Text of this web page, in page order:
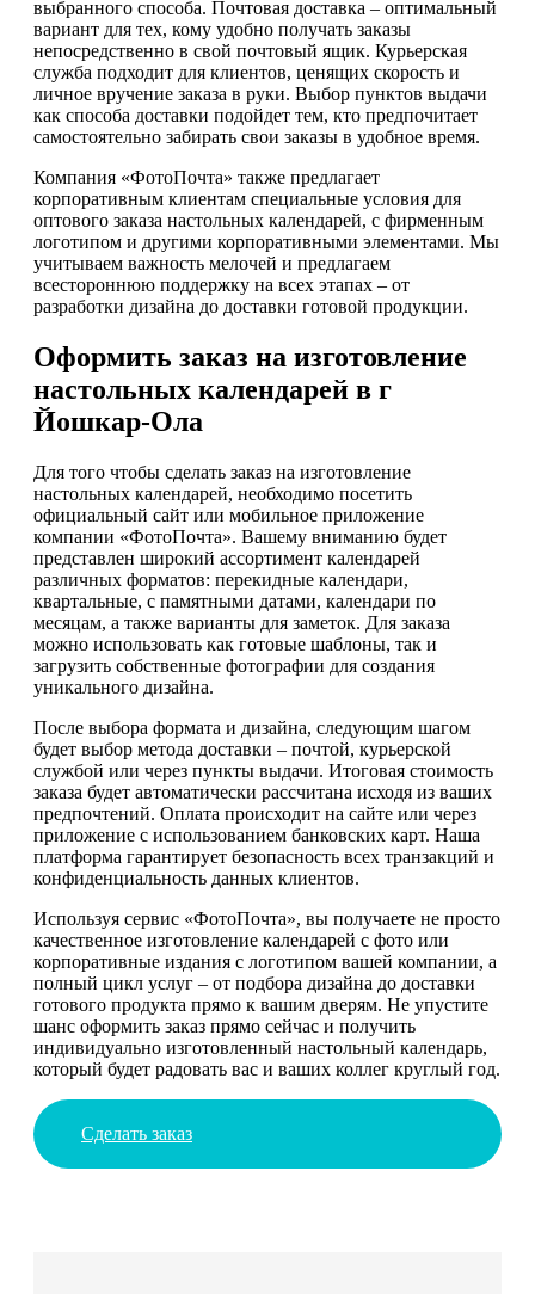
выбранного способа. Почтовая доставка – оптимальный
вариант для тех, кому удобно получать заказы
непосредственно в свой почтовый ящик. Курьерская
служба подходит для клиентов, ценящих скорость и
личное вручение заказа в руки. Выбор пунктов выдачи
как способа доставки подойдет тем, кто предпочитает
самостоятельно забирать свои заказы в удобное время.
Компания «ФотоПочта» также предлагает
корпоративным клиентам специальные условия для
оптового заказа настольных календарей, с фирменным
логотипом и другими корпоративными элементами. Мы
учитываем важность мелочей и предлагаем
всестороннюю поддержку на всех этапах – от
разработки дизайна до доставки готовой продукции.
Оформить заказ на изготовление
настольных календарей в г
Йошкар-Ола
Для того чтобы сделать заказ на изготовление
настольных календарей, необходимо посетить
официальный сайт или мобильное приложение
компании «ФотоПочта». Вашему вниманию будет
представлен широкий ассортимент календарей
различных форматов: перекидные календари,
квартальные, с памятными датами, календари по
месяцам, а также варианты для заметок. Для заказа
можно использовать как готовые шаблоны, так и
загрузить собственные фотографии для создания
уникального дизайна.
После выбора формата и дизайна, следующим шагом
будет выбор метода доставки – почтой, курьерской
службой или через пункты выдачи. Итоговая стоимость
заказа будет автоматически рассчитана исходя из ваших
предпочтений. Оплата происходит на сайте или через
приложение с использованием банковских карт. Наша
платформа гарантирует безопасность всех транзакций и
конфиденциальность данных клиентов.
Используя сервис «ФотоПочта», вы получаете не просто
качественное изготовление календарей с фото или
корпоративные издания с логотипом вашей компании, а
полный цикл услуг – от подбора дизайна до доставки
готового продукта прямо к вашим дверям. Не упустите
шанс оформить заказ прямо сейчас и получить
индивидуально изготовленный настольный календарь,
который будет радовать вас и ваших коллег круглый год.
Сделать заказ